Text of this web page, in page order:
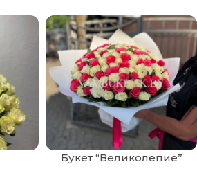
Букет “Великолепие”